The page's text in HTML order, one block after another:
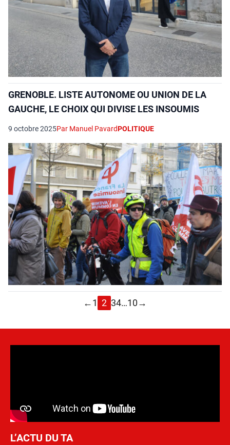
GRENOBLE. LISTE AUTONOME OU UNION DE LA
GAUCHE, LE CHOIX QUI DIVISE LES INSOUMIS
9 octobre 2025Par Manuel PavardPOLITIQUE
←1 2 34…10→
L’ACTU DU TA